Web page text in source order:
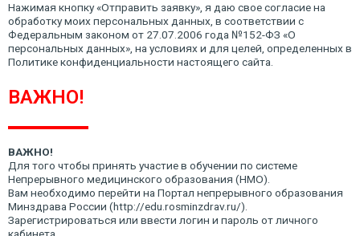
Нажимая кнопку «Отправить заявку», я даю свое согласие на
обработку моих персональных данных, в соответствии с
Федеральным законом от 27.07.2006 года №152-ФЗ «О
персональных данных», на условиях и для целей, определенных в
Политике конфиденциальности настоящего сайта.
ВАЖНО!
ВАЖНО!
Для того чтобы принять участие в обучении по системе
Непрерывного медицинского образования (НМО).
Вам необходимо перейти на Портал непрерывного образования
Минздрава России (http://edu.rosminzdrav.ru/).
Зарегистрироваться или ввести логин и пароль от личного